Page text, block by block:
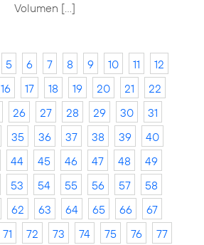
Volumen […]
5 6 7 8 9 10 11
12
16 17 18 19 20 21
22
26 27 28 29 30
31
35 36 37 38 39
40
44 45 46 47 48
49
53 54 55 56 57
58
62 63 64 65 66
67
71 72 73 74 75 76
77